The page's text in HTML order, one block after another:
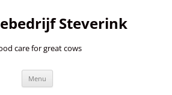
Steverink
care for great cows
Menu